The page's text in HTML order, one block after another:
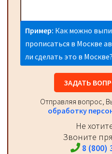
Пример: Как можно
прописаться в Москве
ли сделать это в Москве?
ЗАДАТЬ
Отправляя вопрос,
обработку
Не
Звоните
8 (800)